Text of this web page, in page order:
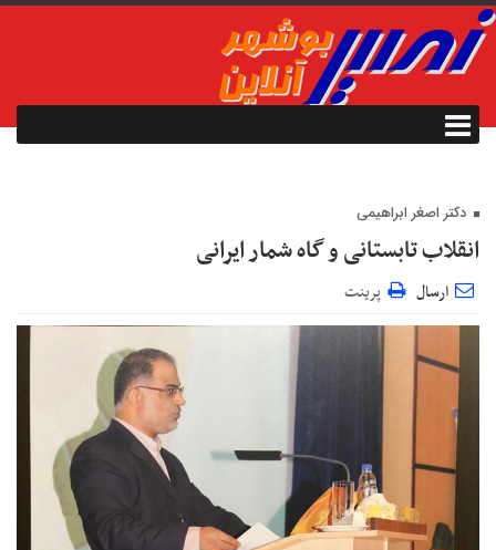
دکتر اصغر ابراهیمی
انقلاب تابستانی و گاه شمار ایرانی
ارسال پرینت